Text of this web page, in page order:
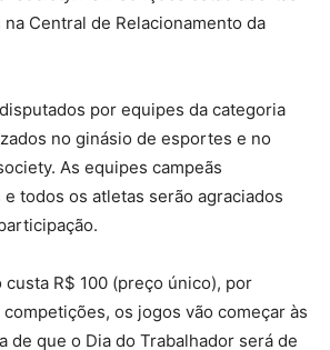
Central de Relacionamento da
por equipes da categoria
no ginásio de esportes e no
As equipes campeãs
todos os atletas serão agraciados
custa R$ 100 (preço único), por
os jogos vão começar às
de que o Dia do Trabalhador será de